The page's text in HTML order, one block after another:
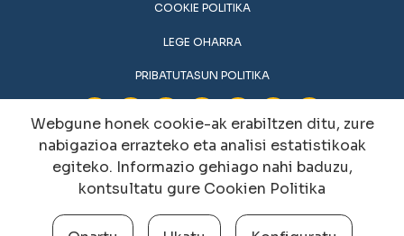
COOKIE POLITIKA
LEGE OHARRA
PRIBATUTASUN POLITIKA
Webgune honek cookie-ak erabiltzen ditu, zure
nabigazioa errazteko eta analisi estatistikoak
egiteko. Informazio gehiago nahi baduzu,
kontsultatu gure Cookien Politika